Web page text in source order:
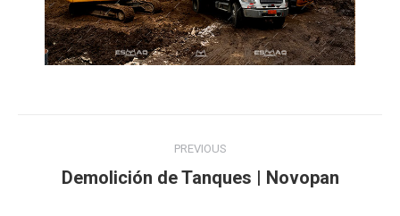
navigation
PREVIOUS
Previous
Demolición de Tanques | Novopan